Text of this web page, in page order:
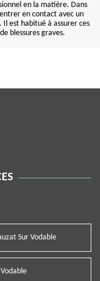
en la matière. Dans
en contact avec un
est habitué à assurer ces
blessures graves.
Sur Vodable